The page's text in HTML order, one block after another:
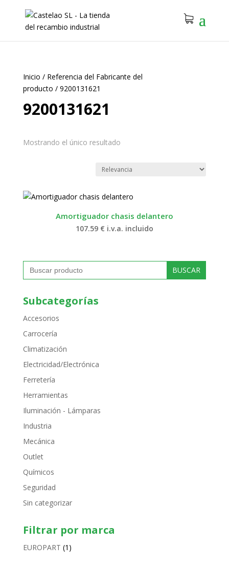
Inicio / Referencia del Fabricante del
producto / 9200131621
9200131621
Mostrando el único resultado
Amortiguador chasis delantero
107.59 € i.v.a. incluido
Buscar:
Subcategorías
Accesorios
Carrocería
Climatización
Electricidad/Electrónica
Ferretería
Herramientas
Iluminación - Lámparas
Industria
Mecánica
Outlet
Químicos
Seguridad
Sin categorizar
Filtrar por marca
EUROPART (1)